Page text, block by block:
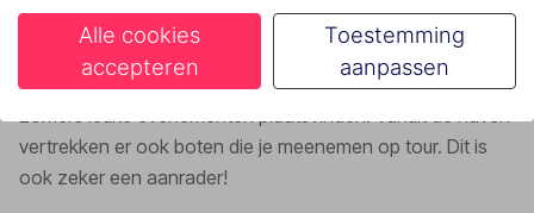
zeewater en een prachtig uitzicht! In dit stadje kun je de
kerk Chiesa San Lorenzo en kasteel Castello Doria
bezoeken. Piazza Lazzaro Spallanzani is een plein waar ’s
zomers leuke evenementen plaatsvinden. Vanuit de haven
vertrekken er ook boten die je meenemen op tour. Dit is
ook zeker een aanrader!
Alle cookies
accepteren
Toestemming
aanpassen